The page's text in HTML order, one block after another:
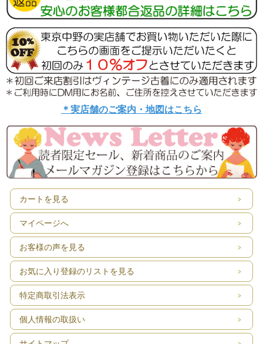
＊実店舗のご案内・地図はこちら
カートを見る
マイページへ
お客様の声を見る
お気に入り登録のリストを見る
特定商取引法表示
個人情報の取扱い